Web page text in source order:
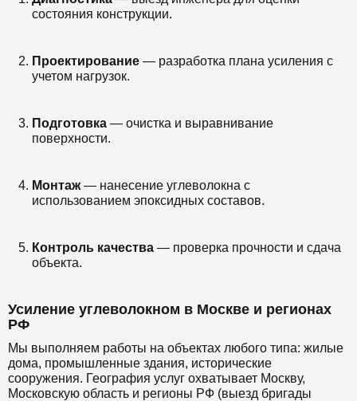
состояния конструкции.
Проектирование — разработка плана усиления с
учетом нагрузок.
Подготовка — очистка и выравнивание
поверхности.
Монтаж — нанесение углеволокна с
использованием эпоксидных составов.
Контроль качества — проверка прочности и сдача
объекта.
Усиление углеволокном в Москве и регионах
РФ
Мы выполняем работы на объектах любого типа: жилые
дома, промышленные здания, исторические
сооружения. География услуг охватывает Москву,
Московскую область и регионы РФ (выезд бригады